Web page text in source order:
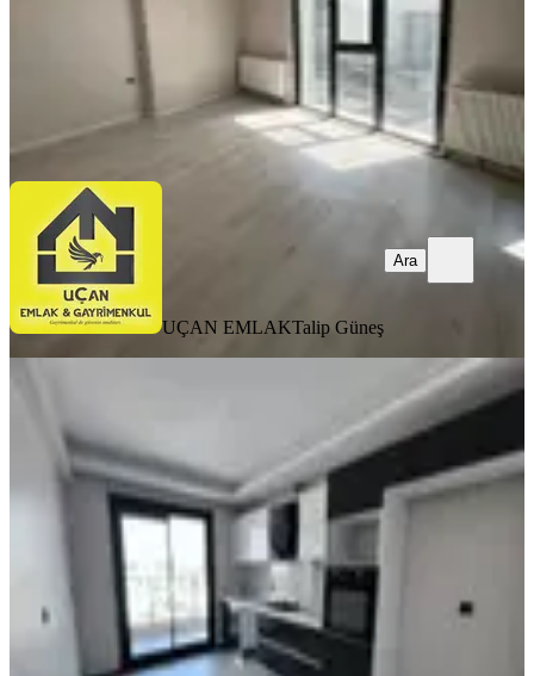
Talip Güneş
Ara
UÇAN EMLAKTalip Güneş
Ara
Çamlıkule Mahallesinde Ebeveyn
Banyolu Arakat 3+1 Kiralık Daire
Buca, Kozağaç Mahallesi
3+1·150 m²·6. Kat 07.08.2026
55.000 ₺
TURYAP AKINCILAR HİPODROM TEMSİLCİLİGİ